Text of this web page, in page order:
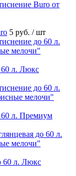
5 руб. / шт
60 л. Люкс
60 л. Премиум
60 л. Люкс